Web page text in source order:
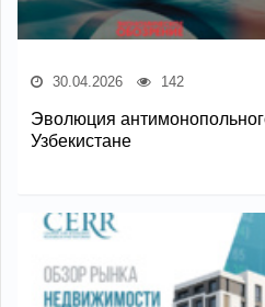
30.04.2026 142
Эволюция
Узбекистане